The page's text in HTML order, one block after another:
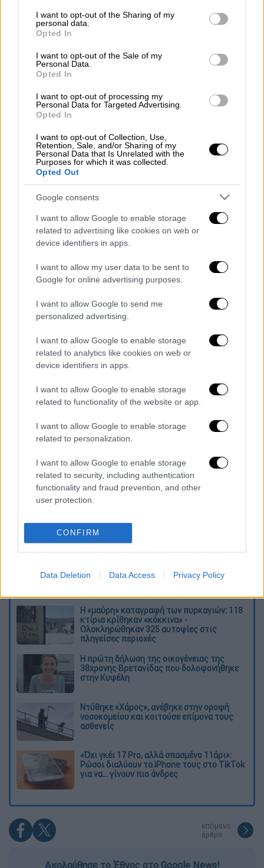
not limited to your visit or usage behaviour. You may click to
grant or deny consent to Google and its third-party tags to
use your data for below specified purposes in below Google
consent section.
I want to opt-out of the Sharing of my
personal data.
Opted In
I want to opt-out of the Sale of my
Personal Data.
Opted In
I want to opt-out of processing my
Personal Data for Targeted Advertising.
Opted In
I want to opt-out of Collection, Use,
Retention, Sale, and/or Sharing of my
Personal Data that Is Unrelated with the
Purposes for which it was collected.
Opted Out
Google consents
I want to allow Google to enable storage
related to advertising like cookies on web or
device identifiers in apps.
I want to allow my user data to be sent to
Google for online advertising purposes.
I want to allow Google to send me
personalized advertising.
I want to allow Google to enable storage
related to analytics like cookies on web or
device identifiers in apps.
I want to allow Google to enable storage
related to functionality of the website or app.
I want to allow Google to enable storage
related to personalization.
I want to allow Google to enable storage
related to security, including authentication
functionality and fraud prevention, and other
user protection.
CONFIRM
Data Deletion Data Access Privacy Policy
Ειδικότερα, σύμφωνα με την αστυνομία,
απόγευμα της Τρίτης επιτέθηκε με γροθιές
και λακτίσματα σε βάρος 27χρονου
αλλοδαπού, εργαζόμενου στην
επιχείρησή
του, με αφορμή διαφωνία στο πλαίσιο της
εργασιακής τους σχέσης. Κατά τη διάρκεια
της επίθεσης, ο 49χρονος απηύθυνε
υβριστικέςεκφράσειςκαι απειλές, θίγοντας
την εθνική καταγωγή του εργαζομένου του.
Κατά την προσπάθεια
του αλλοδαπού να
από το σημείο της επίθεσης, ο
επιτιθέμενος επιβιβάστηκε σε όχημα εντός
του συνεργείου και αποπειράθηκε να τον
στην κοντινή περιοχή, όπου προσέτρεξε ο
27χρονος, στην προσπάθεια του να
απεγκλωβιστεί.
σχηματισθείσα δικογραφία, οδηγήθηκε στον
εισαγγελέα Πρωτοδικών Πειραιά.
Τα σχολιά σας δημοσιεύονται άμεσα με δική σας ευθύνη. Το
διαγράφονται
Η «μαύρη» καταγραφή των πυρκαγιών: 118
κτίρια κρίθηκαν «κόκκινα» -
Ολοκληρώθηκαν 325 αυτοψίες στις
πληγείσες περιοχές
Η πρώτη δήλωση της οικογένειας της
38χρονης Βρετανίδας που δολοφονήθηκε
στην Κυψέλη
Ντύθηκε «Χάρος», ανέβηκε στην οροφή
νοσοκομείου και κοιτούσε επίμονα τους
ασθενείς
«Όχι γκέι 17 Pro, αλλά σπασμένο 11άρι»:
Ρώσοι διαλύουν τα iPhone τους στο TikTok
για να... γίνουν πιο άνδρες
επόμενο
άρθρο
Ακολούθησε το Έθνος στο Google News!